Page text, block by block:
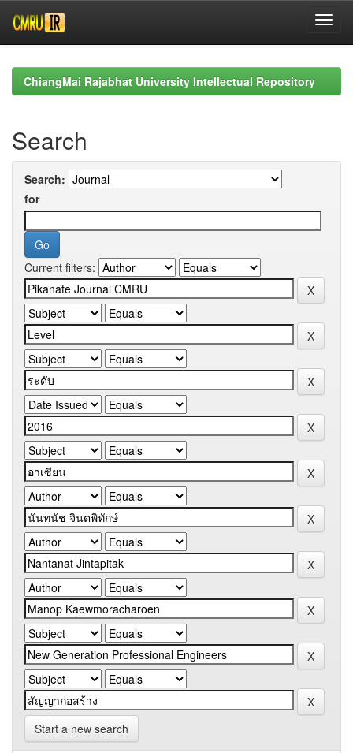
navigationChiangMai Rajabhat University Intellectual Repository
Search
Search:
for
Current filters:
Start a new search